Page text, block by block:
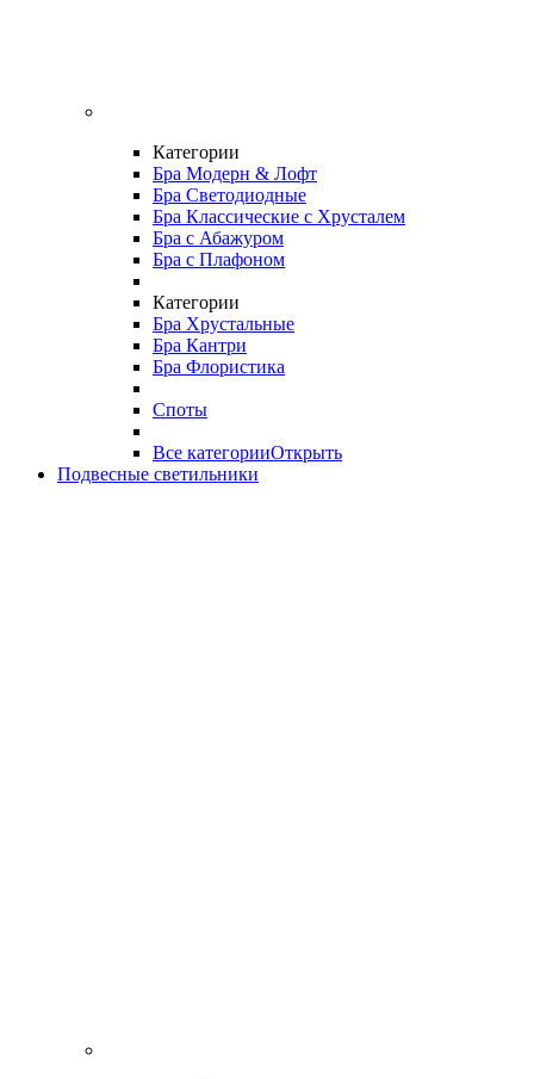
Категории
Бра Модерн & Лофт
Бра Светодиодные
Бра Классические с Хрусталем
Бра с Абажуром
Бра с Плафоном
Категории
Бра Хрустальные
Бра Кантри
Бра Флористика
Споты
Все категорииОткрыть
Подвесные светильники